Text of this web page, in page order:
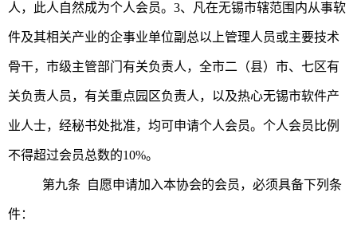
人，此人自然成为个人会员。3、凡在无锡市辖范围内从事软
件及其相关产业的企事业单位副总以上管理人员或主要技术
骨干，市级主管部门有关负责人，全市二（县）市、七区有
关负责人员，有关重点园区负责人，以及热心无锡市软件产
业人士，经秘书处批准，均可申请个人会员。个人会员比例
不得超过会员总数的10%。
第九条 自愿申请加入本协会的会员，必须具备下列条
件：